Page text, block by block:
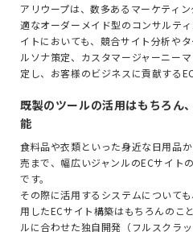
アリウープは、数多あるマーケティ
適なオーダーメイド型のコンサルテ
イトにおいても、競合サイト分析や
ルソナ策定、カスタマージャーニー
定し、お客様のビジネスに貢献する
既製のツールの活用はもちろん
能
食料品や衣類といった身近な日用品
売まで、幅広いジャンルのECサイト
です。
その際に活用するシステムについて
用したECサイト構築はもちろんのこ
ルに合わせた独自開発（フルスクラ